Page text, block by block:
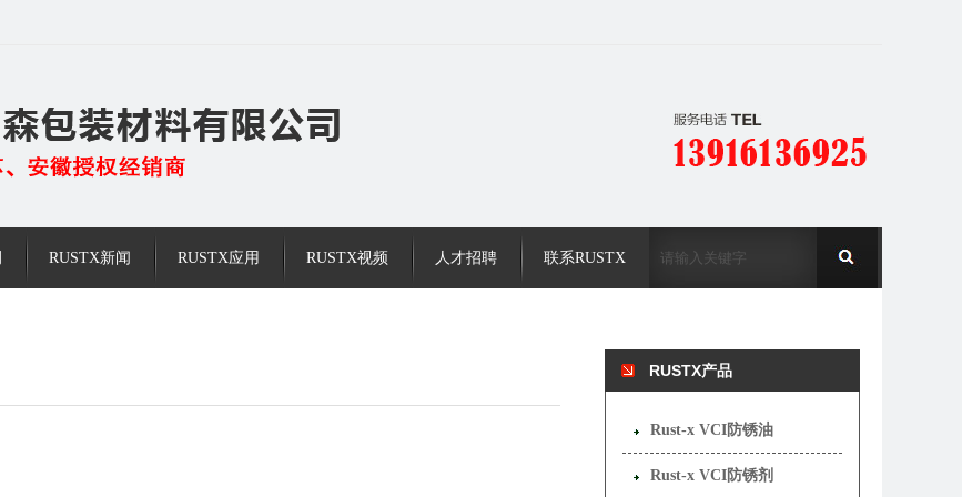
RUSTX新闻 RUSTX应用 RUSTX视频 人才招聘 联系RUSTX
RUSTX产品
Rust-x VCI防锈油
Rust-x VCI防锈剂